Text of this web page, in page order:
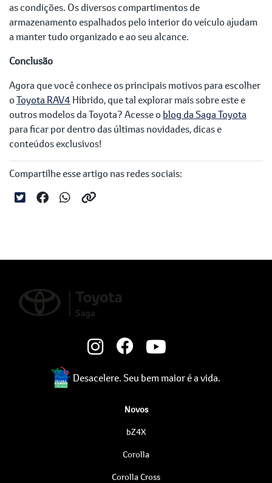
as condições. Os diversos compartimentos de
armazenamento espalhados pelo interior do veículo ajudam
a manter tudo organizado e ao seu alcance.
Conclusão
Agora que você conhece os principais motivos para escolher
oToyota RAV4 Híbrido, que tal explorar mais sobre este e
outros modelos da Toyota? Acesse o blog da Saga Toyota
para ficar por dentro das últimas novidades, dicas e
conteúdos exclusivos!
Compartilhe esse artigo nas redes sociais:
Desacelere. Seu bem maior é a vida.
Novos
bZ4X
Corolla
Corolla Cross